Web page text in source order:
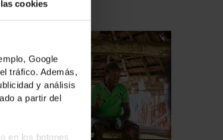
cookies
Google
tráfico. Además,
y análisis
a partir del
o en los botones